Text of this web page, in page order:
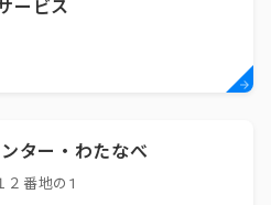
ービス
ター・わたなべ
２番地の1